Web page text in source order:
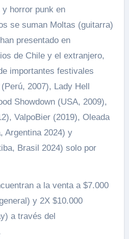
horror punk en
se suman Moltas (guitarra)
presentado en
de Chile y el extranjero,
importantes festivales
2007), Lady Hell
Showdown (USA, 2009),
ValpoBier (2019), Oleada
Argentina 2024) y
Brasil 2024) solo por
a la venta a $7.000
y 2X $10.000
a través del